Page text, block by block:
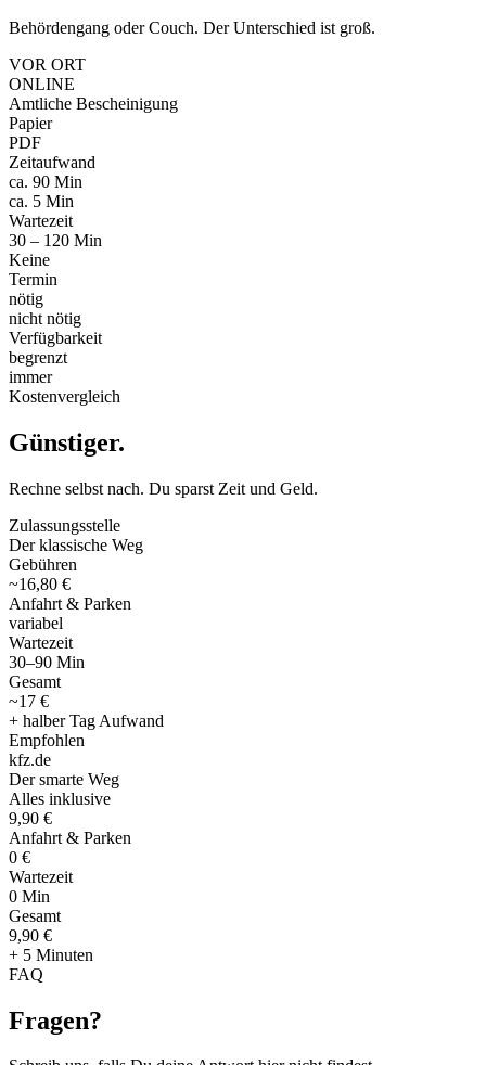
Behördengang oder Couch. Der Unterschied ist groß.
VOR ORT
ONLINE
Amtliche Bescheinigung
Papier
PDF
Zeitaufwand
ca. 90 Min
ca. 5 Min
Wartezeit
30 – 120 Min
Keine
Termin
nötig
nicht nötig
Verfügbarkeit
begrenzt
immer
Kostenvergleich
Günstiger.
Rechne selbst nach. Du sparst Zeit und Geld.
Zulassungsstelle
Der klassische Weg
Gebühren
~16,80 €
Anfahrt & Parken
variabel
Wartezeit
30–90 Min
Gesamt
~17 €
+ halber Tag Aufwand
Empfohlen
kfz.de
Der smarte Weg
Alles inklusive
9,90 €
Anfahrt & Parken
0 €
Wartezeit
0 Min
Gesamt
9,90 €
+ 5 Minuten
FAQ
Fragen?